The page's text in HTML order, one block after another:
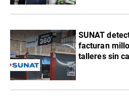
SUNAT
facturan
talleres sin